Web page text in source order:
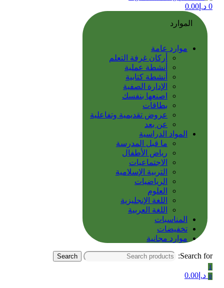
0 د.إ 0.00
الموارد
موارد عامة
أركان غرفة التعلم
أنشطة عملية
أنشطة كتابية
الإدارة الصفية
اصنعها بنفسك
بطاقات
عروض تقديمية وتفاعلية
عن بعد
المواد الدراسية
ما قبل المدرسة
رياض الأطفال
الاجتماعيات
التربية الإسلامية
الرياضيات
العلوم
اللغة الإنجليزية
اللغة العربية
المناسبات
تخفيضات
موارد مجانية
Search for:
Search
1
0 د.إ 0.00